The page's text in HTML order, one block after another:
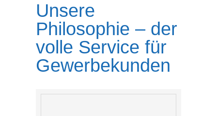
Unsere
Philosophie – der
volle Service für
Gewerbekunden